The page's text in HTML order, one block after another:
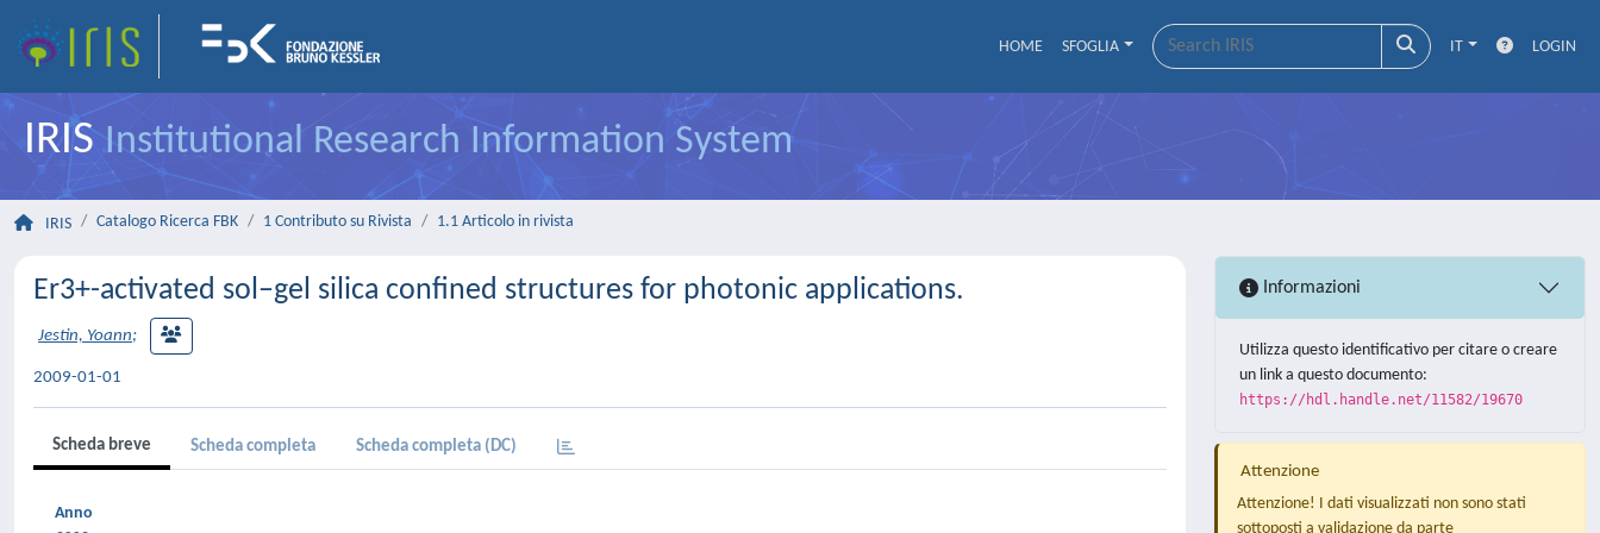
HOME SFOGLIA IT LOGIN
IRISInstitutional Research Information System
IRIS Catalogo Ricerca FBK 1 Contributo su Rivista 1.1 Articolo in rivista
Er3+-activated sol–gel silica confined structures for photonic applications.
Jestin, Yoann;
2009-01-01
Scheda breve Scheda completa Scheda completa (DC)
Anno
Informazioni
Utilizza questo identificativo per citare o creare
un link a questo documento:
https://hdl.handle.net/11582/19670
Attenzione
Attenzione! I dati visualizzati non sono stati
sottoposti a validazione da parte